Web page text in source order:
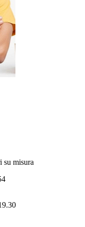
su misura